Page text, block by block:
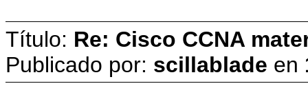
Título: Re: Cisco CCNA
Publicado por: scillablade en